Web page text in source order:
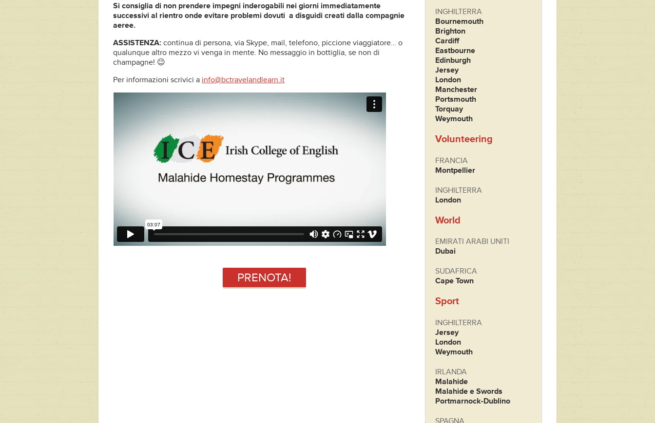
Si consiglia di non prendere impegni inderogabili nei giorni immediatamente
successivi al rientro onde evitare problemi dovuti a disguidi creati dalla compagnie
aeree.
ASSISTENZA: continua di persona, via Skype, mail, telefono, piccione viaggiatore… o
qualunque altro mezzo vi venga in mente. No messaggio in bottiglia, se non di
champagne! 😉
Per informazioni scrivici a info@bctravelandlearn.it
PRENOTA!
INGHILTERRA
Bournemouth
Brighton
Cardiff
Eastbourne
Edinburgh
Jersey
London
Manchester
Portsmouth
Torquay
Weymouth
Volunteering
FRANCIA
Montpellier
INGHILTERRA
London
World
EMIRATI ARABI UNITI
Dubai
SUDAFRICA
Cape Town
Sport
INGHILTERRA
Jersey
London
Weymouth
IRLANDA
Malahide
Malahide e Swords
Portmarnock-Dublino